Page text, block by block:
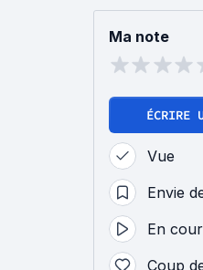
Ma note
ÉCRIRE
Vue
Envie
En
Coup